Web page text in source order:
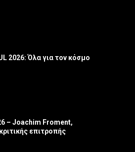
2026: Όλα για τον κόσμο
– Joachim Froment,
επιτροπής